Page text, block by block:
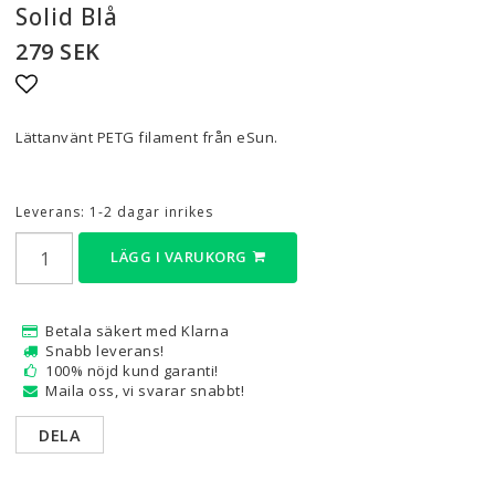
Solid Blå
279 SEK
Lättanvänt PETG filament från eSun.
Leverans: 1-2 dagar inrikes
LÄGG I VARUKORG
Betala säkert med Klarna
Snabb leverans!
100% nöjd kund garanti!
Maila oss, vi svarar snabbt!
DELA